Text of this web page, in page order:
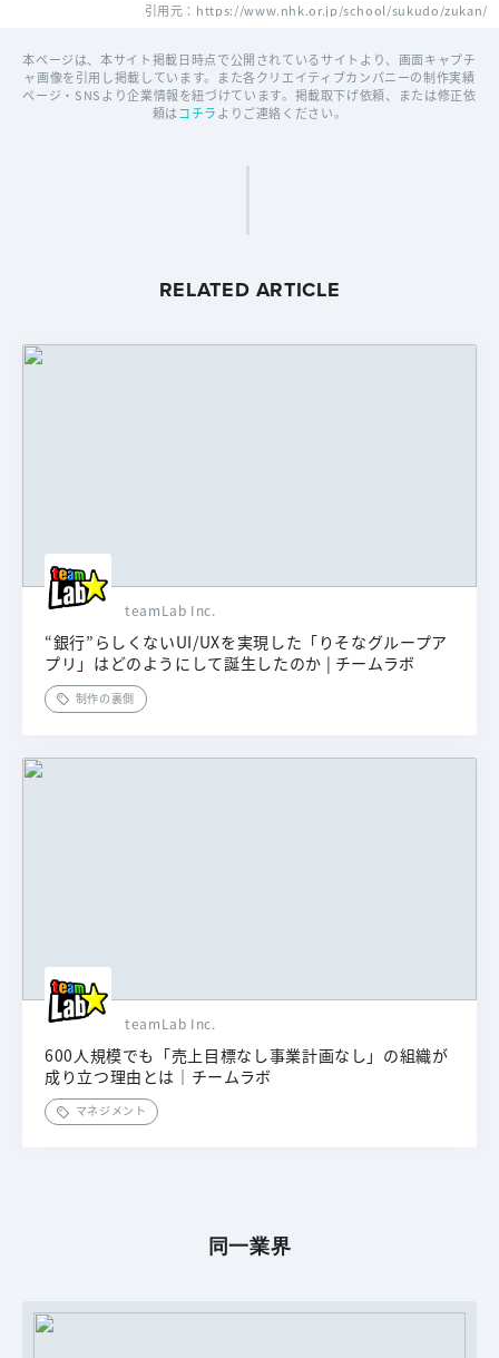
引用元：https://www.nhk.or.jp/school/sukudo/zukan/
本ページは、本サイト掲載日時点で公開されているサイトより、画面キャプチ
ャ画像を引用し掲載しています。また各クリエイティブカンパニーの制作実績
ページ・SNSより企業情報を紐づけています。掲載取下げ依頼、または修正依
頼はコチラよりご連絡ください。
RELATED ARTICLE
teamLab Inc.
“銀行”らしくないUI/UXを実現した「りそなグループア
プリ」はどのようにして誕生したのか | チームラボ
制作の裏側
teamLab Inc.
600人規模でも「売上目標なし事業計画なし」の組織が
成り立つ理由とは｜チームラボ
マネジメント
同一業界